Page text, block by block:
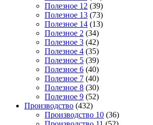
Полезное 12 (39)
Полезное 13 (73)
Полезное 14 (13)
Полезное 2 (34)
Полезное 3 (42)
Полезное 4 (35)
Полезное 5 (39)
Полезное 6 (40)
Полезное 7 (40)
Полезное 8 (30)
Полезное 9 (52)
Производство (432)
Производство 10 (36)